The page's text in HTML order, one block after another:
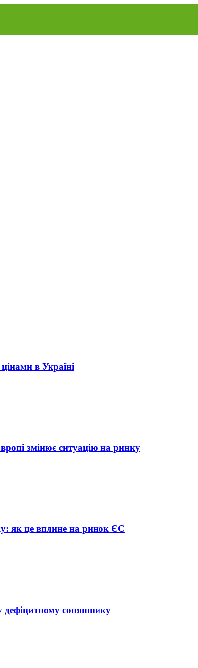
в Україні
змінює ситуацію на ринку
як це вплине на ринок ЄС
дефіцитному соняшнику